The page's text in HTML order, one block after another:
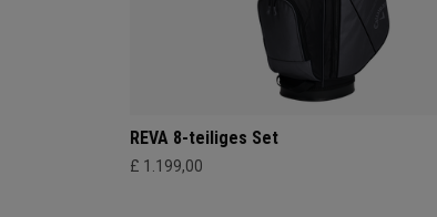
REVA 8-teiliges Set
£ 1.199,00